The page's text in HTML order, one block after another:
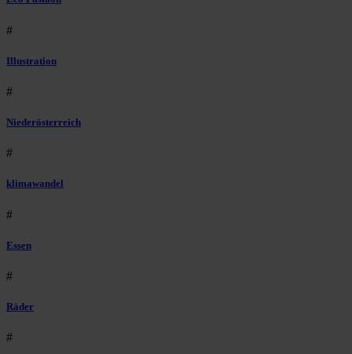
#
Illustration
#
Niederösterreich
#
klimawandel
#
Essen
#
Räder
#